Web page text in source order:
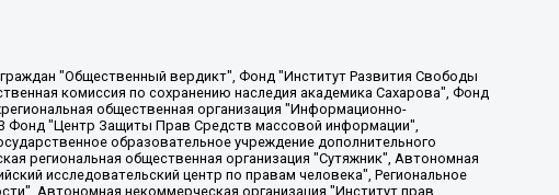
с ограниченной ответственностью "Нобелевский призыв", Гималова Регина Эмилевна, Григорьев Андрей Валерьевич, Григорьева Алина Александровна, Ассоциация по содействию защите прав призывников, альтернативнослужащих и военнослужащих "Правозащитная группа "Гражданин.Армия.Право", Хисамова Регина Фаритовна, Автономная некоммерческая организация по реализации социально-правовых программ "Лилит", Дальневосточное общественное движение "Маяк", Санкт-Петербургская ЛГБТ-инициативная группа "Выход", Инициативная группа ЛГБТ+ "Реверс", Алексеев Андрей Викторович, Бекбулатова Таисия Львовна, Беляев Иван Михайлович, Владыкина Елена Сергеевна, Гельман Марат Александрович, Никульшина Вероника Юрьевна, Толоконникова Надежда Андреевна, Шендерович Виктор Анатольевич, Общество с ограниченной ответственностью "Данное сообщение", Общество с ограниченной ответственностью Издательский дом "Новая глава", Айнбиндер Александра Александровна, Московский комьюнити-центр для ЛГБТ+инициатив, Благотворительный фонд развития филантропии, Deutsche Welle (Германия, Kurt-Schumacher-Strasse 3, 53113 Bonn), Борзунова Мария Михайловна, Воробьев Виктор Викторович, Голубева Анна Львовна, Константинова Алла Михайловна, Малкова Ирина Владимировна, Мурадов Мурад Абдулгалимович, Осетинская Елизавета Николаевна, Понасенков Евгений Николаевич, Ганапольский Матвей Юрьевич, Киселев Евгений Алексеевич, Борухович Ирина Григорьевна, Дремин Иван Тимофеевич, Дубровский Дмитрий Викторович, Красноярская региональная общественная организация поддержки и развития альтернативных образовательных технологий и межкультурных коммуникаций "ИНТЕРРА", Маяковская Екатерина Алексеевна, Фейгин Марк Захарович, Филимонов Андрей Викторович, Дзугкоева Регина Николаевна, Доброхотов Роман Александрович, Дудь Юрий Александрович, Елкин Сергей Владимирович, Кругликов Кирилл Игоревич, Сабунаева Мария Леонидовна, Семенов Алексей Владимирович, Шаинян Карен Багратович, Шульман Екатерина Михайловна, Асафьев Артур Валерьевич, Вахштайн Виктор Семенович, Венедиктов Алексей Алексеевич, Лушникова Екатерина Евгеньевна, Волков Леонид Михайлович, Невзоров Александр Глебович, Пархоменко Сергей Борисович, Сироткин Ярослав Николаевич, Кара-Мурза Владимир Владимирович, Баранова Наталья Владимировна, Гозман Леонид Яковлевич, Кагарлицкий Борис Юльевич, Климарев Михаил Валерьевич, Милов Владимир Станиславович, Автономная некоммерческая организация Краснодарский центр современного искусства "Типография", Моргенштерн Алишер Тагирович, Соболь Любовь Эдуардовна, Общество с ограниченной ответственностью "ЛИЗА НОРМ", Каспаров Гарри Кимович, Ходорковский Михаил Борисович, Общество с ограниченной ответственностью "Апрельские тезисы", Данилович Ирина Брониславовна, Кашин Олег Владимирович, Петров Николай Владимирович, Пивоваров Алексей Владимирович, Соколов Михаил Владимирович, Цветкова Юлия Владимировна, Чичваркин Евгений Александрович, Комитет против пыток/Команда против пыток, Общество с ограниченной ответственностью "Первый научный", Общество с ограниченной ответственностью "Вертолет и ко", Белоцерковская Вероника Борисовна, Кац Максим Евгеньевич, Лазарева Татьяна Юрьевна, Шаведдинов Руслан Табризович, Яшин Илья Валерьевич, Общество с ограниченной ответственностью "Иноагент ААВ", Алешковский Дмитрий Петрович, Альбац Евгения Марковна, Быков Дмитрий Львович, Галямина Юлия Евгеньевна, Лойко Сергей Леонидович, Мартынов Кирилл Константинович, Медведев Сергей Александрович, Крашенинников Федор Геннадиевич, Гордеева Катерина Вл